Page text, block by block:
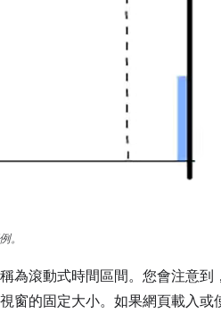
。
為滾動式時間區間。您會注意到
窗的固定大小。如果網頁載入或